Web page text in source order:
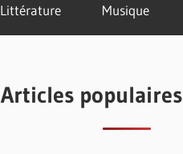
Littérature Musique
Articles populaires